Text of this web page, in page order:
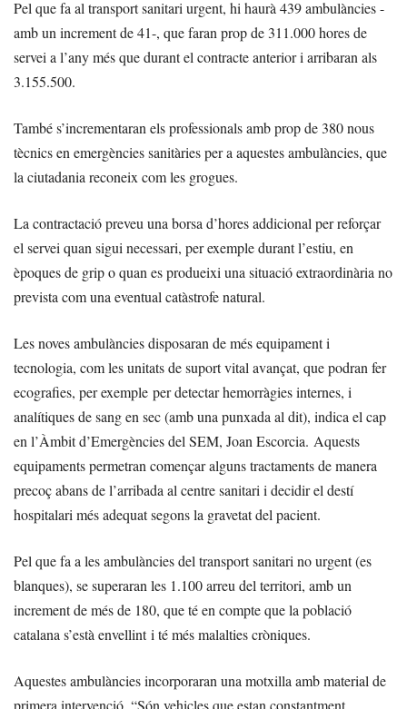
Pel que fa al transport sanitari urgent, hi haurà 439 ambulàncies -
amb un increment de 41-, que faran prop de 311.000 hores de
servei a l’any més que durant el contracte anterior i arribaran als
3.155.500.
També s’incrementaran els professionals amb prop de 380 nous
tècnics en emergències sanitàries per a aquestes ambulàncies, que
la ciutadania reconeix com les grogues.
La contractació preveu una borsa d’hores addicional per reforçar
el servei quan sigui necessari, per exemple durant l’estiu, en
èpoques de grip o quan es produeixi una situació extraordinària no
prevista com una eventual catàstrofe natural.
Les noves ambulàncies disposaran de més equipament i
tecnologia, com les unitats de suport vital avançat, que podran fer
ecografies, per exemple per detectar hemorràgies internes, i
analítiques de sang en sec (amb una punxada al dit), indica el cap
en l’Àmbit d’Emergències del SEM, Joan Escorcia. Aquests
equipaments permetran començar alguns tractaments de manera
precoç abans de l’arribada al centre sanitari i decidir el destí
hospitalari més adequat segons la gravetat del pacient.
Pel que fa a les ambulàncies del transport sanitari no urgent (es
blanques), se superaran les 1.100 arreu del territori, amb un
increment de més de 180, que té en compte que la població
catalana s’està envellint i té més malalties cròniques.
Aquestes ambulàncies incorporaran una motxilla amb material de
primera intervenció. “Són vehicles que estan constantment